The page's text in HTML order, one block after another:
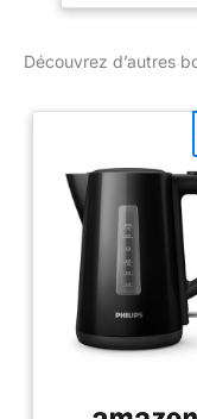
Découvrez d’autres